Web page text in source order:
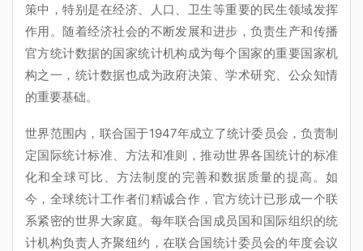
策中，特别是在经济、人口、卫生等重要的民生领域发挥
作用。随着经济社会的不断发展和进步，负责生产和传播
官方统计数据的国家统计机构成为每个国家的重要国家机
构之一，统计数据也成为政府决策、学术研究、公众知情
的重要基础。
世界范围内，联合国于1947年成立了统计委员会，负责制
定国际统计标准、方法和准则，推动世界各国统计的标准
化和全球可比、方法制度的完善和数据质量的提高。如
今，全球统计工作者们精诚合作，官方统计已形成一个联
系紧密的世界大家庭。每年联合国成员国和国际组织的统
计机构负责人齐聚纽约，在联合国统计委员会的年度会议